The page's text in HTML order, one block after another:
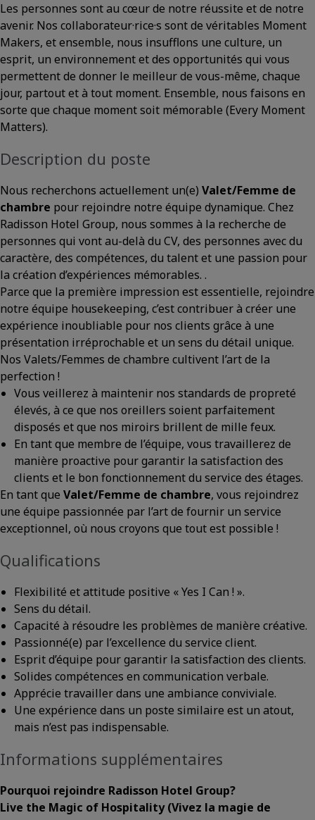
Les personnes sont au cœur de notre réussite et de notre
avenir. Nos collaborateur·rice·s sont de véritables Moment
Makers, et ensemble, nous insufflons une culture, un
esprit, un environnement et des opportunités qui vous
permettent de donner le meilleur de vous-même, chaque
jour, partout et à tout moment. Ensemble, nous faisons en
sorte que chaque moment soit mémorable (Every Moment
Matters).
Description du poste
Nous recherchons actuellement un(e) Valet/Femme de
chambre pour rejoindre notre équipe dynamique. Chez
Radisson Hotel Group, nous sommes à la recherche de
personnes qui vont au-delà du CV, des personnes avec du
caractère, des compétences, du talent et une passion pour
la création d’expériences mémorables. .
Parce que la première impression est essentielle, rejoindre
notre équipe housekeeping, c’est contribuer à créer une
expérience inoubliable pour nos clients grâce à une
présentation irréprochable et un sens du détail unique.
Nos Valets/Femmes de chambre cultivent l’art de la
perfection !
Vous veillerez à maintenir nos standards de propreté
élevés, à ce que nos oreillers soient parfaitement
disposés et que nos miroirs brillent de mille feux.
En tant que membre de l’équipe, vous travaillerez de
manière proactive pour garantir la satisfaction des
clients et le bon fonctionnement du service des étages.
En tant que Valet/Femme de chambre, vous rejoindrez
une équipe passionnée par l’art de fournir un service
exceptionnel, où nous croyons que tout est possible !
Qualifications
Flexibilité et attitude positive « Yes I Can ! ».
Sens du détail.
Capacité à résoudre les problèmes de manière créative.
Passionné(e) par l’excellence du service client.
Esprit d’équipe pour garantir la satisfaction des clients.
Solides compétences en communication verbale.
Apprécie travailler dans une ambiance conviviale.
Une expérience dans un poste similaire est un atout,
mais n’est pas indispensable.
Informations supplémentaires
Pourquoi rejoindre Radisson Hotel Group?
Live the Magic of Hospitality (Vivez la magie de